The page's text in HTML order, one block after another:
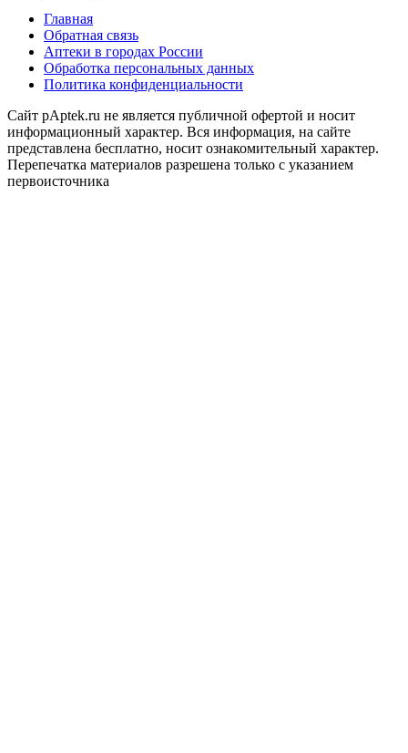
Главная
Обратная связь
Аптеки в городах России
Обработка персональных данных
Политика конфиденциальности
Сайт pAptek.ru не является публичной офертой и носит
информационный характер. Вся информация, на сайте
представлена бесплатно, носит ознакомительный характер.
Перепечатка материалов разрешена только с указанием
первоисточника